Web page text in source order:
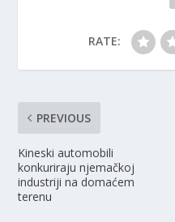
RATE:
PREVIOUS
Kineski automobili
konkuriraju njemačkoj
industriji na domaćem
terenu